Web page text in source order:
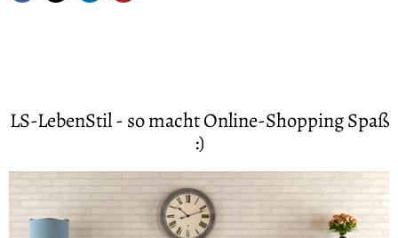
LS-LebenStil - so macht Online-Shopping Spaß
:)